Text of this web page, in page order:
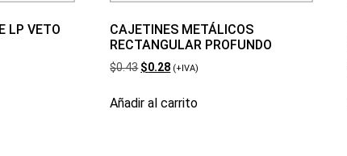
LP VETO
CAJETINES METÁLICOS
RECTANGULAR PROFUNDO
$0.43 $0.28 (+IVA)
Añadir al carrito